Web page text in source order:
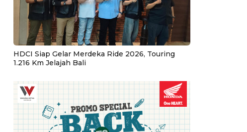
HDCI Siap Gelar Merdeka Ride 2026, Touring
1.216 Km Jelajah Bali